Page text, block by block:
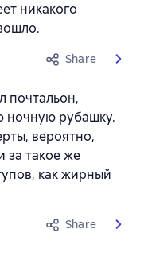
никакого
Share
почтальон,
ночную рубашку.
вероятно,
за такое же
как жирный
Share